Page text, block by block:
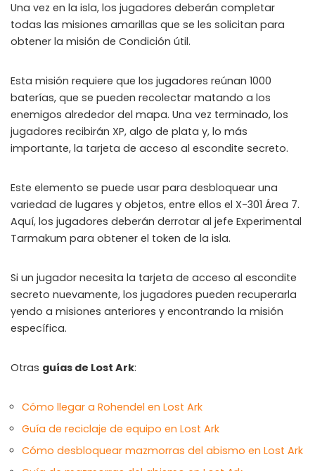
Zero Ads • Zero Spam
No promotions, no junk — just pure gaming content
Members-Only Content
Exclusive guides & secrets never published anywhere else
Global Community
Join gamers worldwide and get real-time alerts
Una vez en la isla, los jugadores deberán completar
todas las misiones amarillas que se les solicitan para
obtener la misión de Condición útil.
Esta misión requiere que los jugadores reúnan 1000
baterías, que se pueden recolectar matando a los
enemigos alrededor del mapa. Una vez terminado, los
jugadores recibirán XP, algo de plata y, lo más
importante, la tarjeta de acceso al escondite secreto.
Este elemento se puede usar para desbloquear una
variedad de lugares y objetos, entre ellos el X-301 Área 7.
Aquí, los jugadores deberán derrotar al jefe Experimental
Tarmakum para obtener el token de la isla.
Si un jugador necesita la tarjeta de acceso al escondite
secreto nuevamente, los jugadores pueden recuperarla
yendo a misiones anteriores y encontrando la misión
específica.
Otras guías de Lost Ark:
Cómo llegar a Rohendel en Lost Ark
Guía de reciclaje de equipo en Lost Ark
Cómo desbloquear mazmorras del abismo en Lost Ark